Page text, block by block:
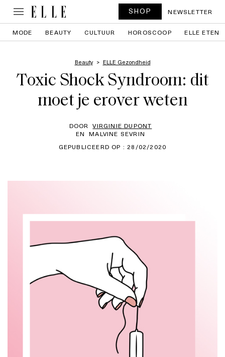
SHOP NEWSLETTER
MODE BEAUTY CULTUUR HOROSCOOP ELLE ETEN
Beauty ELLE Gezondheid
Toxic Shock Syndroom: dit
moet je erover weten
DOOR VIRGINIE DUPONT
EN MALVINE SEVRIN
GEPUBLICEERD OP : 28/02/2020